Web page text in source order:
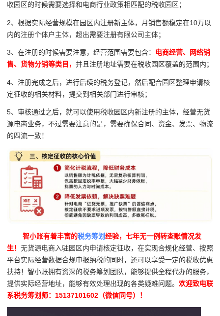
收园区的时候需要选择和电商行业政策相匹配的税收园区；
2、根据实际经营规模在园区内注册新主体，月销售额稳定在10万以
内的注册个体户主体，超出需要注册有限公司主体；
3、在注册的时候需要注意，经营范围需要包含： 电商经营、网络销
售、货物分销等类目， 并且注册地址需要在税收园区覆盖的范围内；
4、注册完成之后，进行后续的税务登记，然后配合园区整理申请核
定征收的相关材料，提交到相关部门进行审核；
5、审核通过之后，就可以使用税收园区内新注册的主体，经营无货
源电商业务，不过需要注意的是，需要确保合同、资金、发票、物流
的四流一致！
智小账有着丰富的税务筹划经验，七年无一例转查账情况发
生！ 无货源电商入驻园区内申请核定征收，在实现合规化经营、按照
平台实际经营数据合规申报纳税的同时，还可以享受一定的税收优惠
扶持！智小账拥有资深的税务筹划团队，能够提供全程代办的服务，
提供实际经营地址，能够有效处理出现的各类疑难问题。 欢迎致电联
系税务筹划师：15137101602（微信同号）！